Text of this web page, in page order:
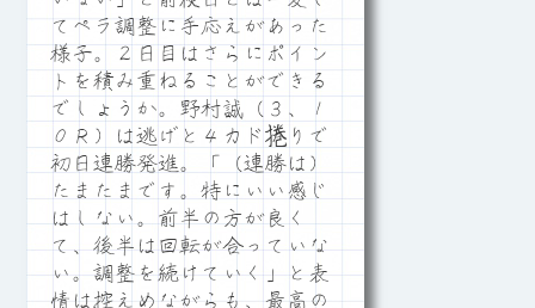
てペラ調整に手応えがあった
様子。２日目はさらにポイン
トを積み重ねることができる
でしょうか。野村誠（３、１
０Ｒ）は逃げと４カド捲りで
初日連勝発進。「（連勝は）
たまたまです。特にいい感じ
はしない。前半の方が良く
て、後半は回転が合っていな
い。調整を続けていく」と表
情は控えめながらも、最高の